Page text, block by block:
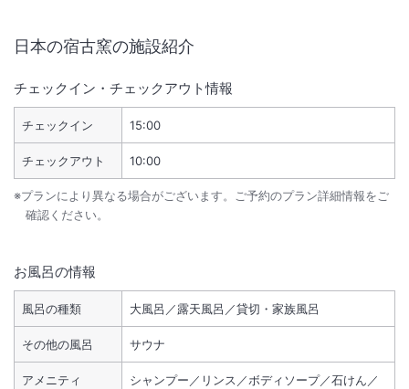
日本の宿古窯の施設紹介
チェックイン・チェックアウト情報
チェックイン 15:00
チェックアウト 10:00
※プランにより異なる場合がございます。ご予約のプラン詳細情報をご
確認ください。
お風呂の情報
風呂の種類 大風呂／露天風呂／貸切・家族風呂
その他の風呂 サウナ
アメニティ
シャンプー／リンス／ボディソープ／石けん／